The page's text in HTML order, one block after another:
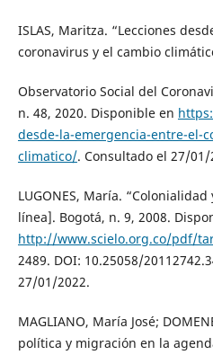
ISLAS, Maritza. “Lecciones
coronavirus y el cambio
Observatorio Social del
n. 48, 2020. Disponible en
desde-la-emergencia-entre-el-
climatico/. Consultado el 27/01/
LUGONES, María.
línea]. Bogotá, n. 9, 2008.
http://www.scielo.org.co/pdf/
2489. DOI: 10.25058/
27/01/2022.
MAGLIANO, María José;
política y migración en la